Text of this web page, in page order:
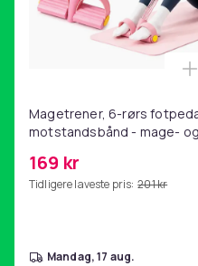
Magetrener, 6-rørs
motstandsbånd - mage-
hjemmegymnastikk Pink
169 kr
Tidligere laveste pris: 201 kr
mandag, 17 aug.